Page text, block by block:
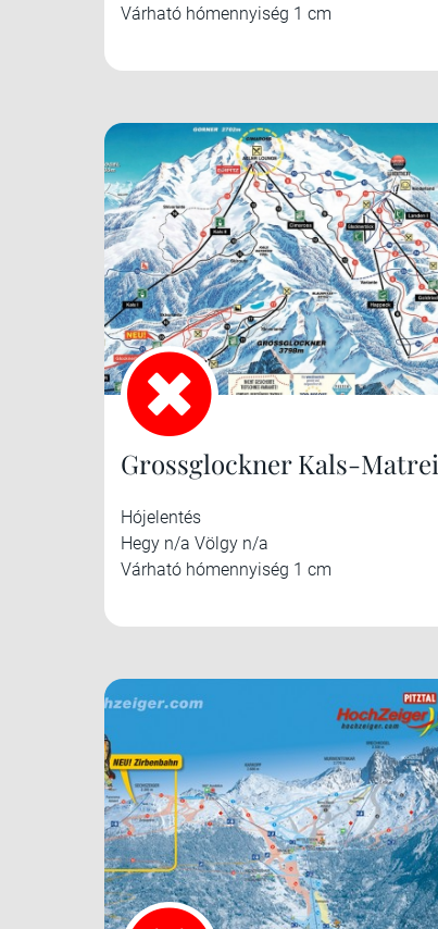
Várható hómennyiség 1 cm
Grossglockner Kals-Matrei
Hójelentés
Hegy n/a Völgy n/a
Várható hómennyiség 1 cm